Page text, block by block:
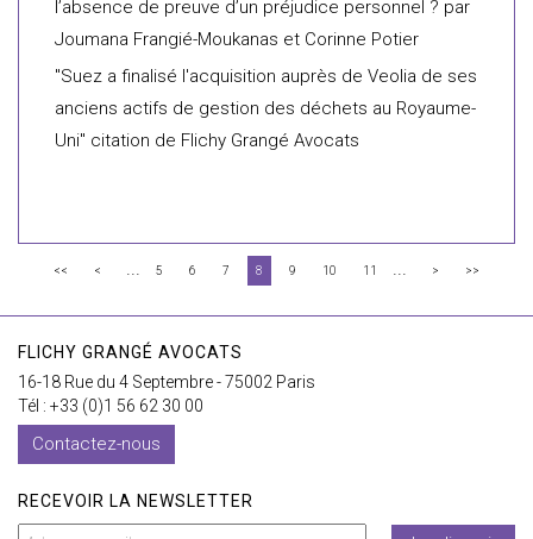
l’absence de preuve d’un préjudice personnel ? par
Joumana Frangié-Moukanas et Corinne Potier
"Suez a finalisé l'acquisition auprès de Veolia de ses
anciens actifs de gestion des déchets au Royaume-
Uni" citation de Flichy Grangé Avocats
<< < ... 5 6 7 8 9 10 11 ... > >>
FLICHY GRANGÉ AVOCATS
16-18 Rue du 4 Septembre - 75002 Paris
Tél : +33 (0)1 56 62 30 00
Contactez-nous
RECEVOIR LA NEWSLETTER